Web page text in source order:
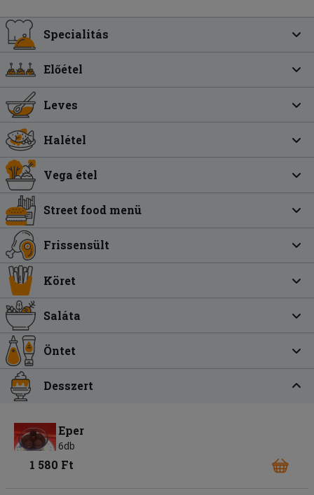
Specialitás
Előétel
Leves
Halétel
Vega étel
Street food menü
Frissensült
Köret
Saláta
Öntet
Desszert
Eper
6db
1 580 Ft